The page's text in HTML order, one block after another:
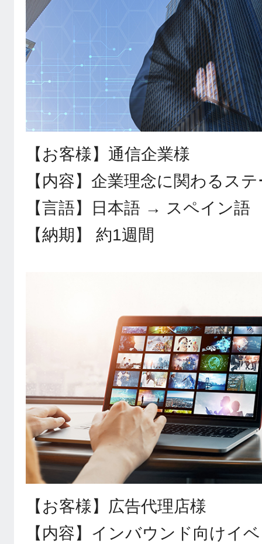
【お客様】通信企業様
【内容】企業理念に関わるス
【言語】日本語 → スペイン語
【納期】 約1週間
【お客様】広告代理店様
【内容】インバウンド向けイ